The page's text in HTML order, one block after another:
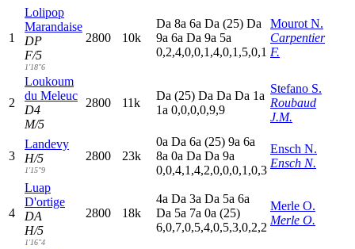
1
Lolipop
Marandaise
DP
F/5
1'18"6
2800 10k
Da 8a 6a Da (25) Da
9a 6a Da 9a 5a
0,2,4,0,0,1,4,0,1,5,0,1
Mourot N.
Carpentier
F.
2
Loukoum
du Meleuc
D4
M/5
2800 11k
Da (25) Da Da Da 1a
1a 0,0,0,0,9,9
Stefano S.
Roubaud
J.M.
3
Landevy
H/5
1'15"9
2800 23k
0a Da 6a (25) 9a 6a
8a 0a Da Da 9a
0,0,4,1,4,2,0,0,0,1,0,3
Ensch N.
Ensch N.
4
Luap
D'ortige
DA
H/5
1'16"4
2800 18k
4a Da 3a Da 5a 6a
Da 5a 7a 0a (25)
6,0,7,0,5,4,0,5,3,0,2,2
Merle O.
Merle O.